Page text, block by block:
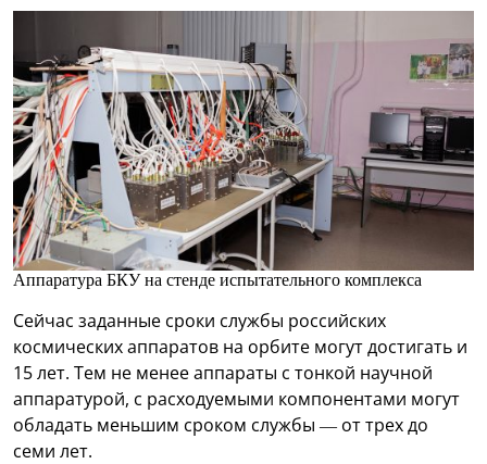
Аппаратура БКУ на стенде испытательного комплекса
Сейчас заданные сроки службы российских
космических аппаратов на орбите могут достигать и
15 лет. Тем не менее аппараты с тонкой научной
аппаратурой, с расходуемыми компонентами могут
обладать меньшим сроком службы — от трех до
семи лет.